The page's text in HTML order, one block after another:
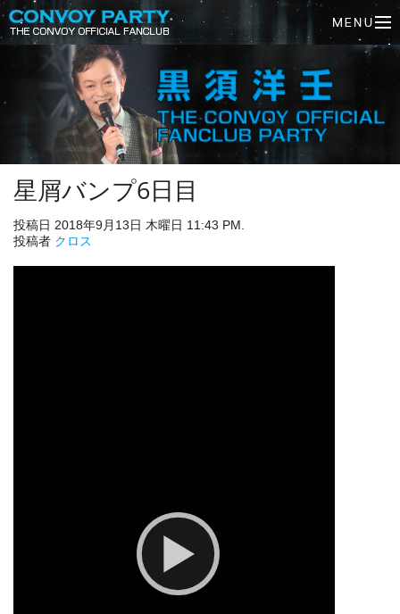
星屑バンプ6日目
投稿日 2018年9月13日 木曜日 11:43 PM.
投稿者 クロス